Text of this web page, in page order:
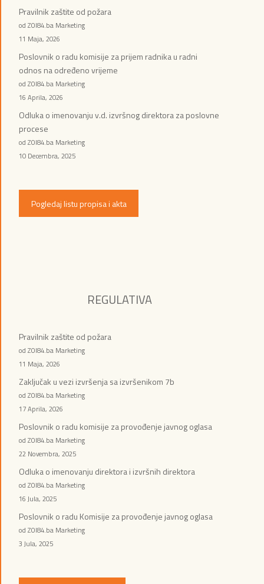
Pravilnik zaštite od požara
od ZOI84.ba Marketing
11 Maja, 2026
Poslovnik o radu komisije za prijem radnika u radni
odnos na određeno vrijeme
od ZOI84.ba Marketing
16 Aprila, 2026
Odluka o imenovanju v.d. izvršnog direktora za poslovne
procese
od ZOI84.ba Marketing
10 Decembra, 2025
Pogledaj listu propisa i akta
REGULATIVA
Pravilnik zaštite od požara
od ZOI84.ba Marketing
11 Maja, 2026
Zaključak u vezi izvršenja sa izvršenikom 7b
od ZOI84.ba Marketing
17 Aprila, 2026
Poslovnik o radu komisije za provođenje javnog oglasa
od ZOI84.ba Marketing
22 Novembra, 2025
Odluka o imenovanju direktora i izvršnih direktora
od ZOI84.ba Marketing
16 Jula, 2025
Poslovnik o radu Komisije za provođenje javnog oglasa
od ZOI84.ba Marketing
3 Jula, 2025